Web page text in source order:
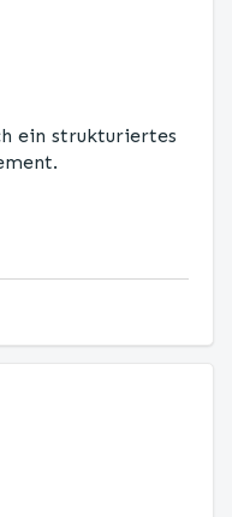
ein strukturiertes